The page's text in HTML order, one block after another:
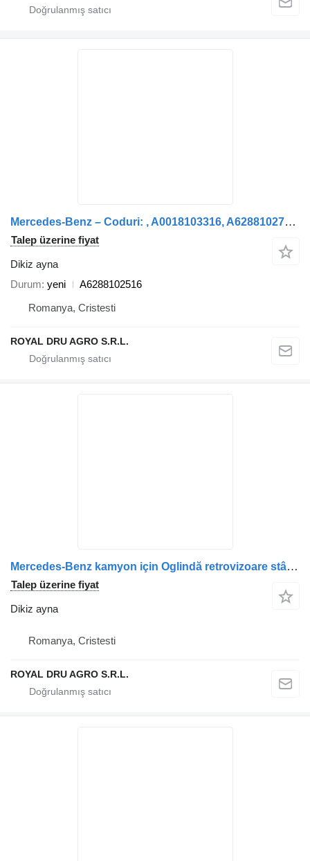
Mercedes-Benz – Coduri: , A0018103316, A6288102716 kamyon için Oglindă retrovizoare dreapta A6288102516 dikiz ayna
Talep üzerine fiyat
Dikiz ayna
Durum yeni
A6288102516
Romanya, Cristesti
ROYAL DRU AGRO S.R.L.
Mercedes-Benz kamyon için Oglindă retrovizoare stânga pentru dikiz ayna
Talep üzerine fiyat
Dikiz ayna
Romanya, Cristesti
ROYAL DRU AGRO S.R.L.